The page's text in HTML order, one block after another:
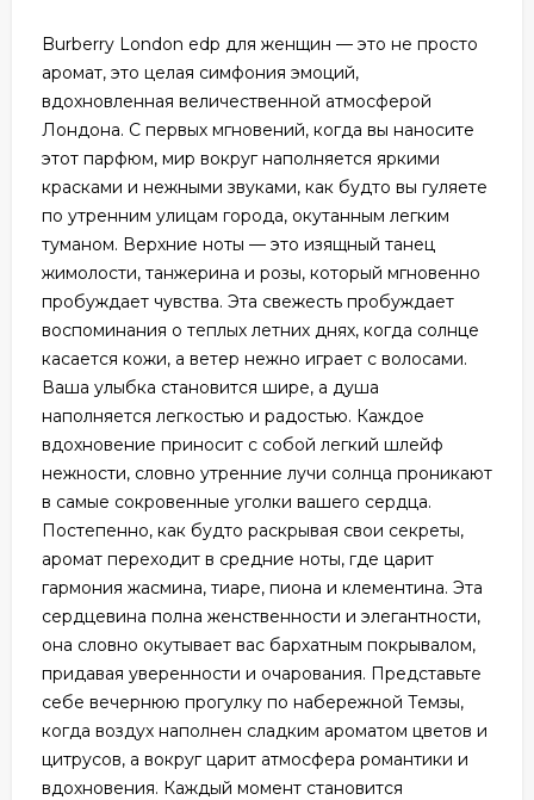
Burberry London edp для женщин — это не просто
аромат, это целая симфония эмоций,
вдохновленная величественной атмосферой
Лондона. С первых мгновений, когда вы наносите
этот парфюм, мир вокруг наполняется яркими
красками и нежными звуками, как будто вы гуляете
по утренним улицам города, окутанным легким
туманом. Верхние ноты — это изящный танец
жимолости, танжерина и розы, который мгновенно
пробуждает чувства. Эта свежесть пробуждает
воспоминания о теплых летних днях, когда солнце
касается кожи, а ветер нежно играет с волосами.
Ваша улыбка становится шире, а душа
наполняется легкостью и радостью. Каждое
вдохновение приносит с собой легкий шлейф
нежности, словно утренние лучи солнца проникают
в самые сокровенные уголки вашего сердца.
Постепенно, как будто раскрывая свои секреты,
аромат переходит в средние ноты, где царит
гармония жасмина, тиаре, пиона и клементина. Эта
сердцевина полна женственности и элегантности,
она словно окутывает вас бархатным покрывалом,
придавая уверенности и очарования. Представьте
себе вечернюю прогулку по набережной Темзы,
когда воздух наполнен сладким ароматом цветов и
цитрусов, а вокруг царит атмосфера романтики и
вдохновения. Каждый момент становится